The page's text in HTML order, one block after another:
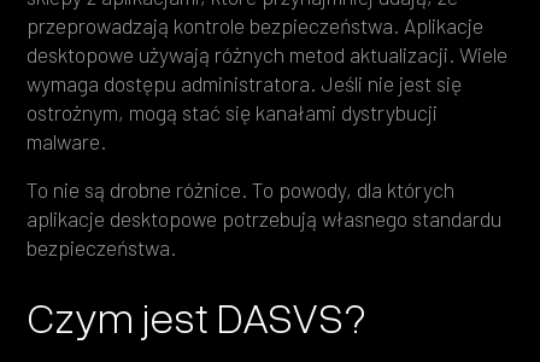
przeprowadzają kontrole bezpieczeństwa. Aplikacje
desktopowe używają różnych metod aktualizacji. Wiele
wymaga dostępu administratora. Jeśli nie jest się
ostrożnym, mogą stać się kanałami dystrybucji
malware.
To nie są drobne różnice. To powody, dla których
aplikacje desktopowe potrzebują własnego standardu
bezpieczeństwa.
Czym jest DASVS?